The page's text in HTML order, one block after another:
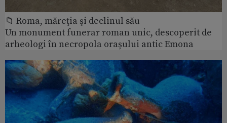
📁 Roma, măreţia şi declinul său
Un monument funerar roman unic, descoperit de
arheologi în necropola orașului antic Emona